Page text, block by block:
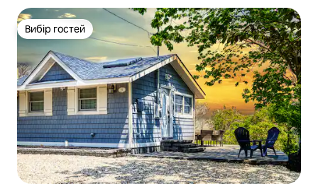
Вибір гостей
Вибір гостей